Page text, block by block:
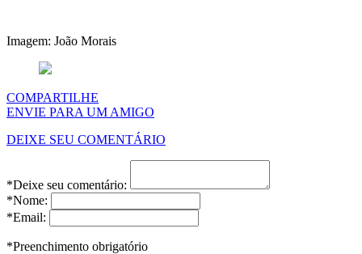
Imagem: João Morais
COMPARTILHE
ENVIE PARA UM AMIGO
DEIXE SEU COMENTÁRIO
*Deixe seu comentário:
*Nome:
*Email:
*Preenchimento obrigatório